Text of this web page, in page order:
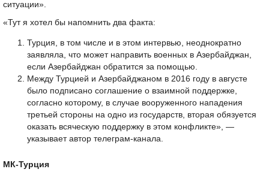
ситуации».
«Тут я хотел бы напомнить два факта:
Турция, в том числе и в этом интервью, неоднократно
заявляла, что может направить военных в Азербайджан,
если Азербайджан обратится за помощью.
Между Турцией и Азербайджаном в 2016 году в августе
было подписано соглашение о взаимной поддержке,
согласно которому, в случае вооруженного нападения
третьей стороны на одно из государств, вторая обязуется
оказать всяческую поддержку в этом конфликте», —
указывает автор телеграм-канала.
МК-Турция